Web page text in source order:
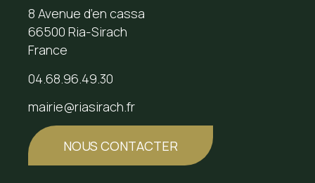
8 Avenue d’en cassa
66500 Ria-Sirach
France
04.68.96.49.30
mairie@riasirach.fr
NOUS CONTACTER